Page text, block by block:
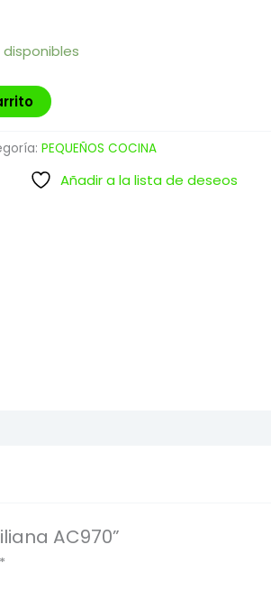
disponibles
PEQUEÑOS COCINA
Añadir a la lista de deseos
AC970”
*